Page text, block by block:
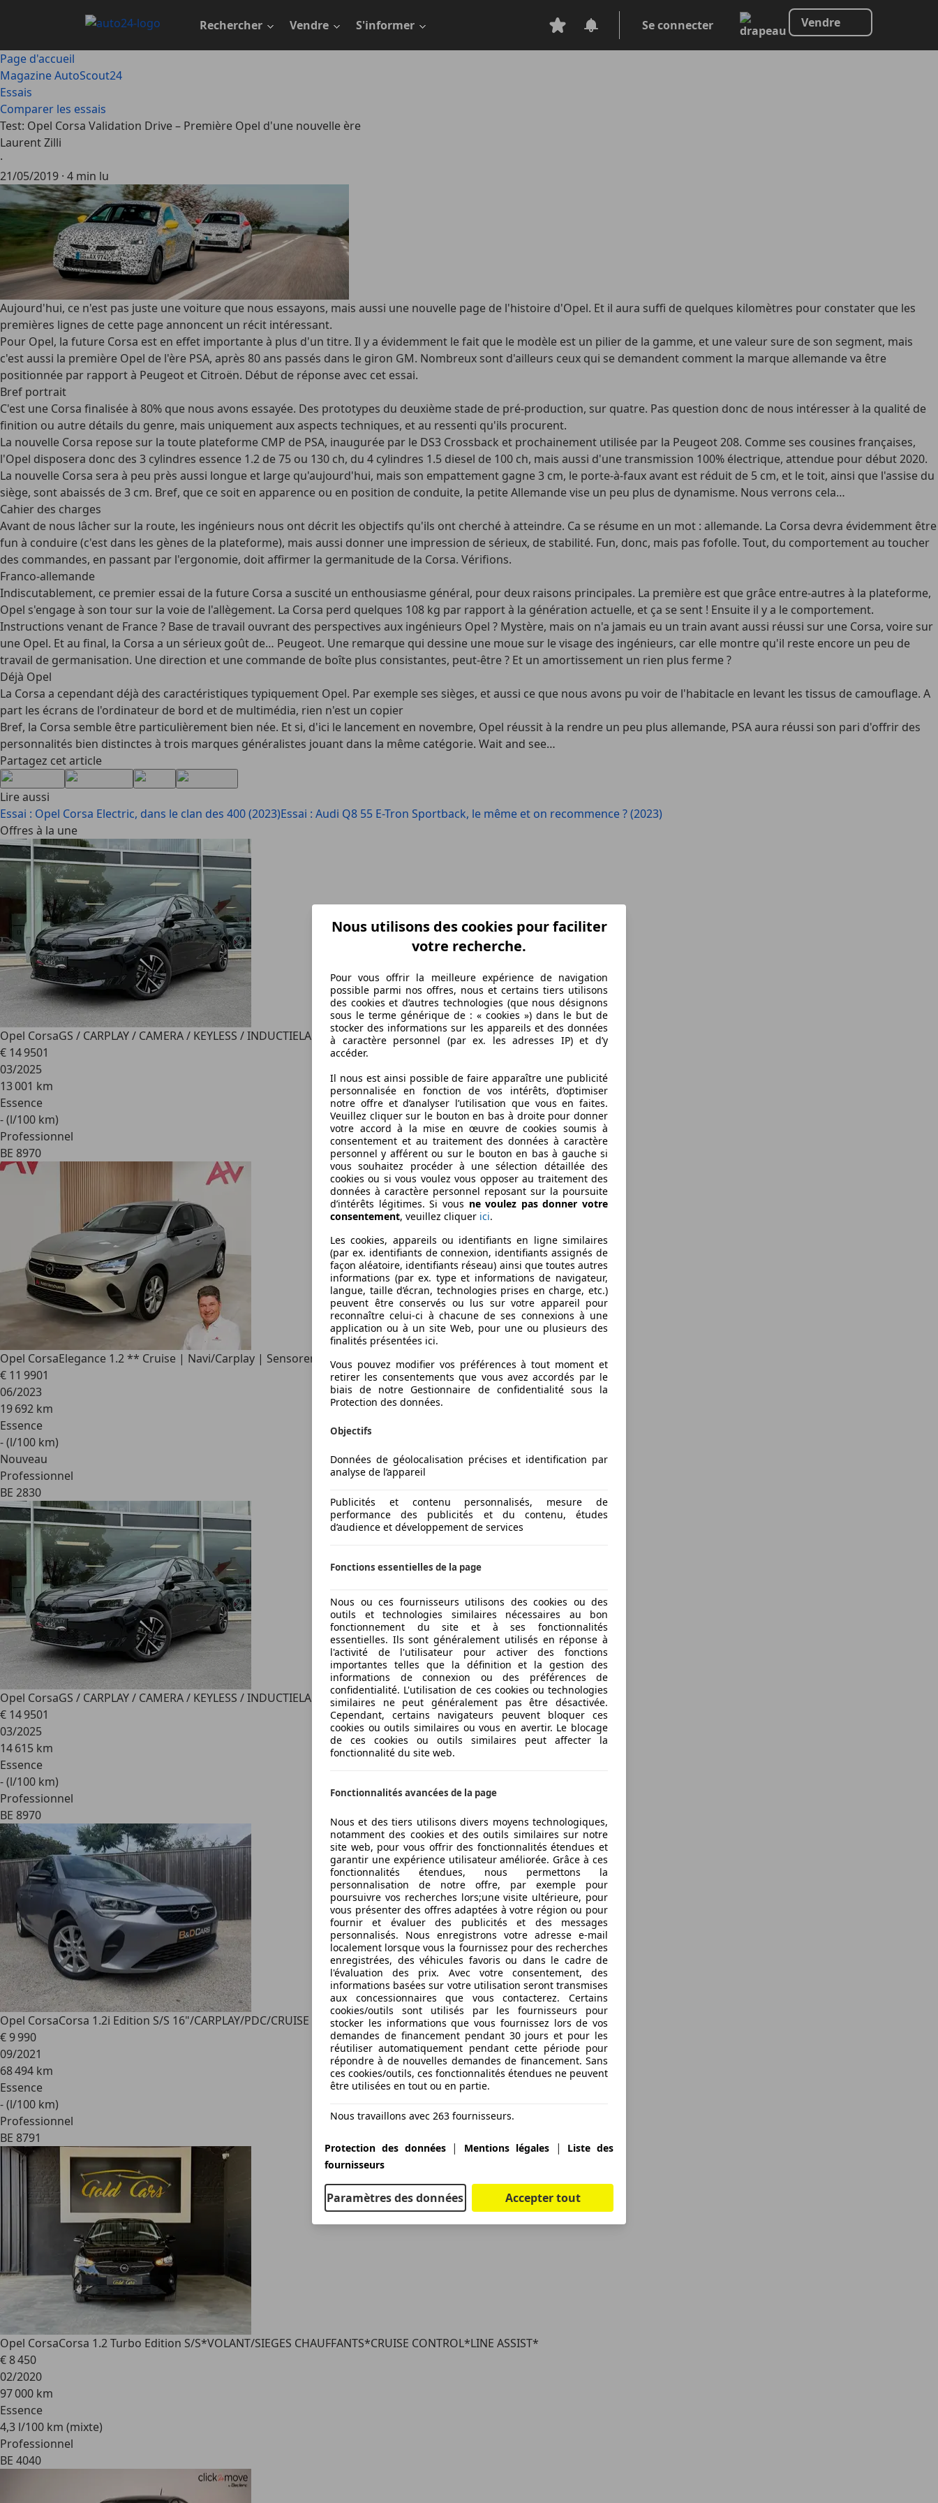
principal
Rechercher Vendre S'informer Se connecter Vendre
Nous utilisons des cookies pour faciliter
votre recherche.
Pour vous offrir la meilleure expérience de navigation
possible parmi nos offres, nous et certains tiers utilisons
des cookies et d’autres technologies (que nous désignons
sous le terme générique de : « cookies ») dans le but de
stocker des informations sur les appareils et des données
à caractère personnel (par ex. les adresses IP) et d’y
accéder.
Il nous est ainsi possible de faire apparaître une publicité
personnalisée en fonction de vos intérêts, d’optimiser
notre offre et d’analyser l’utilisation que vous en faites.
Veuillez cliquer sur le bouton en bas à droite pour donner
votre accord à la mise en œuvre de cookies soumis à
consentement et au traitement des données à caractère
personnel y afférent ou sur le bouton en bas à gauche si
vous souhaitez procéder à une sélection détaillée des
cookies ou si vous voulez vous opposer au traitement des
données à caractère personnel reposant sur la poursuite
d’intérêts légitimes. Si vous ne voulez pas donner votre
consentement, veuillez cliquer ici.
Les cookies, appareils ou identifiants en ligne similaires
(par ex. identifiants de connexion, identifiants assignés de
façon aléatoire, identifiants réseau) ainsi que toutes autres
informations (par ex. type et informations de navigateur,
langue, taille d’écran, technologies prises en charge, etc.)
peuvent être conservés ou lus sur votre appareil pour
reconnaître celui-ci à chacune de ses connexions à une
application ou à un site Web, pour une ou plusieurs des
finalités présentées ici.
Vous pouvez modifier vos préférences à tout moment et
retirer les consentements que vous avez accordés par le
biais de notre Gestionnaire de confidentialité sous la
Protection des données.
Objectifs
Données de géolocalisation précises et identification par
analyse de l’appareil
Publicités et contenu personnalisés, mesure de
performance des publicités et du contenu, études
d’audience et développement de services
Fonctions essentielles de la page
Nous ou ces fournisseurs utilisons des cookies ou des
outils et technologies similaires nécessaires au bon
fonctionnement du site et à ses fonctionnalités
essentielles. Ils sont généralement utilisés en réponse à
l'activité de l'utilisateur pour activer des fonctions
importantes telles que la définition et la gestion des
informations de connexion ou des préférences de
confidentialité. L'utilisation de ces cookies ou technologies
similaires ne peut généralement pas être désactivée.
Cependant, certains navigateurs peuvent bloquer ces
cookies ou outils similaires ou vous en avertir. Le blocage
de ces cookies ou outils similaires peut affecter la
fonctionnalité du site web.
Fonctionnalités avancées de la page
Nous et des tiers utilisons divers moyens technologiques,
notamment des cookies et des outils similaires sur notre
site web, pour vous offrir des fonctionnalités étendues et
garantir une expérience utilisateur améliorée. Grâce à ces
fonctionnalités étendues, nous permettons la
personnalisation de notre offre, par exemple pour
poursuivre vos recherches lors;une visite ultérieure, pour
vous présenter des offres adaptées à votre région ou pour
fournir et évaluer des publicités et des messages
personnalisés. Nous enregistrons votre adresse e-mail
localement lorsque vous la fournissez pour des recherches
enregistrées, des véhicules favoris ou dans le cadre de
l'évaluation des prix. Avec votre consentement, des
informations basées sur votre utilisation seront transmises
aux concessionnaires que vous contacterez. Certains
cookies/outils sont utilisés par les fournisseurs pour
stocker les informations que vous fournissez lors de vos
demandes de financement pendant 30 jours et pour les
réutiliser automatiquement pendant cette période pour
répondre à de nouvelles demandes de financement. Sans
ces cookies/outils, ces fonctionnalités étendues ne peuvent
être utilisées en tout ou en partie.
Nous travaillons avec 263 fournisseurs.
Protection des données| Mentions légales|
Liste des
fournisseurs
Paramètres des données Accepter tout
Page d'accueil
Magazine AutoScout24
Essais
Comparer les essais
Test: Opel Corsa Validation Drive – Première Opel d'une nouvelle ère
Laurent Zilli
·
21/05/2019 · 4 min lu
Aujourd'hui, ce n'est pas juste une voiture que nous essayons, mais aussi une nouvelle page de l'histoire d'Opel. Et il aura suffi de quelques kilomètres pour constater que les
premières lignes de cette page annoncent un récit intéressant.
Pour Opel, la future Corsa est en effet importante à plus d'un titre. Il y a évidemment le fait que le modèle est un pilier de la gamme, et une valeur sure de son segment, mais
c'est aussi la première Opel de l'ère PSA, après 80 ans passés dans le giron GM. Nombreux sont d'ailleurs ceux qui se demandent comment la marque allemande va être
positionnée par rapport à Peugeot et Citroën. Début de réponse avec cet essai.
Bref portrait
C'est une Corsa finalisée à 80% que nous avons essayée. Des prototypes du deuxième stade de pré-production, sur quatre. Pas question donc de nous intéresser à la qualité de
finition ou autre détails du genre, mais uniquement aux aspects techniques, et au ressenti qu'ils procurent.
La nouvelle Corsa repose sur la toute plateforme CMP de PSA, inaugurée par le DS3 Crossback et prochainement utilisée par la Peugeot 208. Comme ses cousines françaises,
l'Opel disposera donc des 3 cylindres essence 1.2 de 75 ou 130 ch, du 4 cylindres 1.5 diesel de 100 ch, mais aussi d'une transmission 100% électrique, attendue pour début 2020.
La nouvelle Corsa sera à peu près aussi longue et large qu'aujourd'hui, mais son empattement gagne 3 cm, le porte-à-faux avant est réduit de 5 cm, et le toit, ainsi que l'assise du
siège, sont abaissés de 3 cm. Bref, que ce soit en apparence ou en position de conduite, la petite Allemande vise un peu plus de dynamisme. Nous verrons cela…
Cahier des charges
Avant de nous lâcher sur la route, les ingénieurs nous ont décrit les objectifs qu'ils ont cherché à atteindre. Ca se résume en un mot : allemande. La Corsa devra évidemment être
fun à conduire (c'est dans les gènes de la plateforme), mais aussi donner une impression de sérieux, de stabilité. Fun, donc, mais pas fofolle. Tout, du comportement au toucher
des commandes, en passant par l'ergonomie, doit affirmer la germanitude de la Corsa. Vérifions.
Franco-allemande
Indiscutablement, ce premier essai de la future Corsa a suscité un enthousiasme général, pour deux raisons principales. La première est que grâce entre-autres à la plateforme,
Opel s'engage à son tour sur la voie de l'allègement. La Corsa perd quelques 108 kg par rapport à la génération actuelle, et ça se sent ! Ensuite il y a le comportement.
Instructions venant de France ? Base de travail ouvrant des perspectives aux ingénieurs Opel ? Mystère, mais on n'a jamais eu un train avant aussi réussi sur une Corsa, voire sur
une Opel. Et au final, la Corsa a un sérieux goût de… Peugeot. Une remarque qui dessine une moue sur le visage des ingénieurs, car elle montre qu'il reste encore un peu de
travail de germanisation. Une direction et une commande de boîte plus consistantes, peut-être ? Et un amortissement un rien plus ferme ?
Déjà Opel
La Corsa a cependant déjà des caractéristiques typiquement Opel. Par exemple ses sièges, et aussi ce que nous avons pu voir de l'habitacle en levant les tissus de camouflage. A
part les écrans de l'ordinateur de bord et de multimédia, rien n'est un copier
Bref, la Corsa semble être particulièrement bien née. Et si, d'ici le lancement en novembre, Opel réussit à la rendre un peu plus allemande, PSA aura réussi son pari d'offrir des
personnalités bien distinctes à trois marques généralistes jouant dans la même catégorie. Wait and see…
Partagez cet article
Lire aussi
Essai : Opel Corsa Electric, dans le clan des 400 (2023)Essai : Audi Q8 55 E-Tron Sportback, le même et on recommence ? (2023)
Offres à la une
Opel CorsaGS / CARPLAY / CAMERA / KEYLESS / INDUCTIELADEN /
€ 14 9501
03/2025
13 001 km
Essence
- (l/100 km)
Professionnel
BE 8970
Opel CorsaElegance 1.2 ** Cruise | Navi/Carplay | Sensoren
€ 11 9901
06/2023
19 692 km
Essence
- (l/100 km)
Nouveau
Professionnel
BE 2830
Opel CorsaGS / CARPLAY / CAMERA / KEYLESS / INDUCTIELADEN /
€ 14 9501
03/2025
14 615 km
Essence
- (l/100 km)
Professionnel
BE 8970
Opel CorsaCorsa 1.2i Edition S/S 16"/CARPLAY/PDC/CRUISE
€ 9 990
09/2021
68 494 km
Essence
- (l/100 km)
Professionnel
BE 8791
Opel CorsaCorsa 1.2 Turbo Edition S/S*VOLANT/SIEGES CHAUFFANTS*CRUISE CONTROL*LINE ASSIST*
€ 8 450
02/2020
97 000 km
Essence
4,3 l/100 km (mixte)
Professionnel
BE 4040